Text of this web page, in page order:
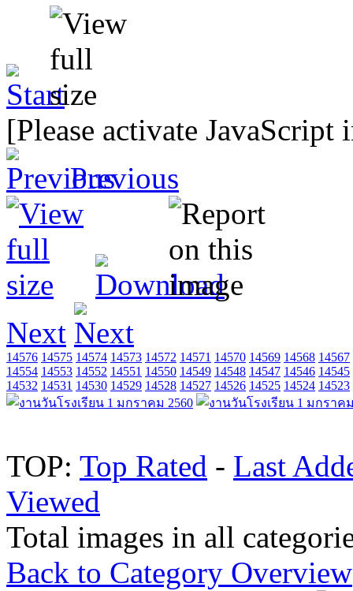
[Please activate
Previous
Next
14576 14575 14574 14573 14572 14571 14570 14569 14568 14567
14554 14553 14552 14551 14550 14549 14548 14547 14546 14545
14532 14531 14530 14529 14528 14527 14526 14525 14524 14523
TOP: Top Rated - Last
Viewed
Total images in all
Back to Category Overview